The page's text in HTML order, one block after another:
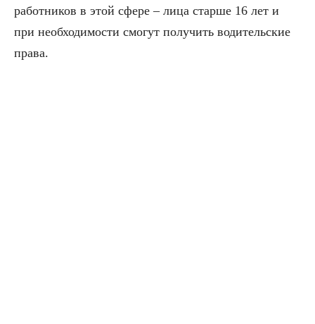
работников в этой сфере – лица старше 16 лет и
при необходимости смогут получить водительские
права.